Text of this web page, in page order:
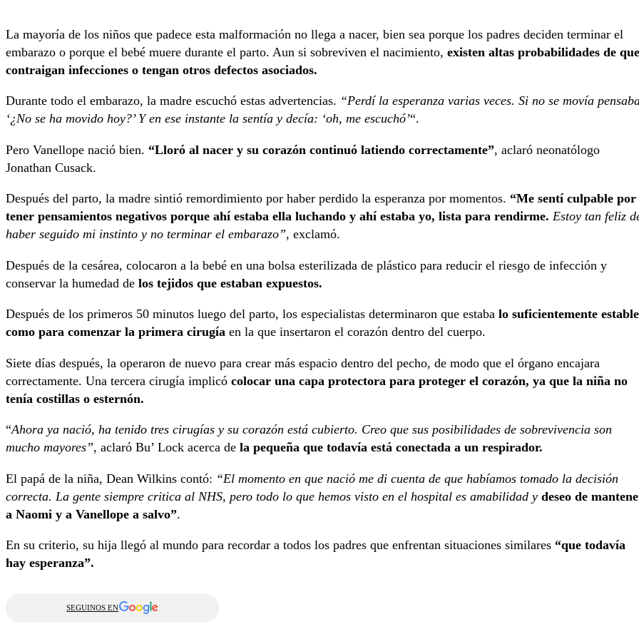
La mayoría de los niños que padece esta malformación no llega a nacer, bien sea porque los padres deciden terminar el
embarazo o porque el bebé muere durante el parto. Aun si sobreviven el nacimiento, existen altas probabilidades de que
contraigan infecciones o tengan otros defectos asociados.
Durante todo el embarazo, la madre escuchó estas advertencias. “Perdí la esperanza varias veces. Si no se movía
‘¿No se ha movido hoy?’ Y en ese instante la sentía y decía: ‘oh, me escuchó’“.
Pero Vanellope nació bien. “Lloró al nacer y su corazón continuó latiendo correctamente”, aclaró neonatólogo
Jonathan Cusack.
Después del parto, la madre sintió remordimiento por haber perdido la esperanza por momentos. “Me sentí culpable por
tener pensamientos negativos porque ahí estaba ella luchando y ahí estaba yo, lista para rendirme. Estoy tan feliz
haber seguido mi instinto y no terminar el embarazo”, exclamó.
Después de la cesárea, colocaron a la bebé en una bolsa esterilizada de plástico para reducir el riesgo de infección y
conservar la humedad de los tejidos que estaban expuestos.
Después de los primeros 50 minutos luego del parto, los especialistas determinaron que estaba lo suficientemente estable
como para comenzar la primera cirugía en la que insertaron el corazón dentro del cuerpo.
Siete días después, la operaron de nuevo para crear más espacio dentro del pecho, de modo que el órgano encajara
correctamente. Una tercera cirugía implicó colocar una capa protectora para proteger el corazón, ya que la niña no
tenía costillas o esternón.
“Ahora ya nació, ha tenido tres cirugías y su corazón está cubierto. Creo que sus posibilidades de sobrevivencia son
mucho mayores”, aclaró Bu’ Lock acerca de la pequeña que todavía está conectada a un respirador.
El papá de la niña, Dean Wilkins contó: “El momento en que nació me di cuenta de que habíamos tomado la decisión
correcta. La gente siempre critica al NHS, pero todo lo que hemos visto en el hospital es amabilidad y deseo de
a Naomi y a Vanellope a salvo”.
En su criterio, su hija llegó al mundo para recordar a todos los padres que enfrentan situaciones similares “que todavía
hay esperanza”.
SEGUINOS EN